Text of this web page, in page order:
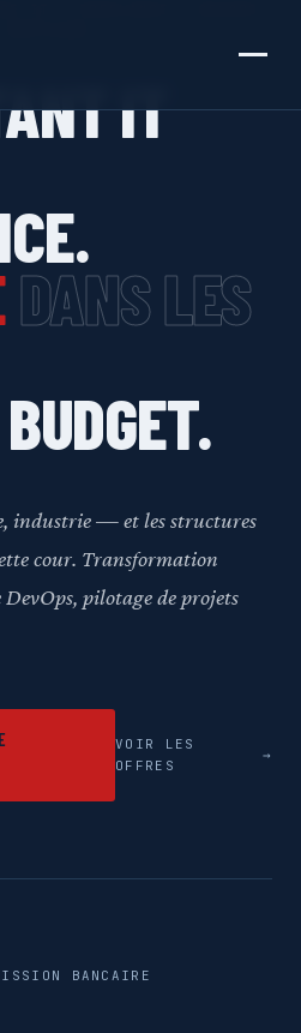
IT
DANS LES
industrie — et les structures
cour. Transformation
pilotage de projets
VOIR LES
OFFRES
BANCAIRE